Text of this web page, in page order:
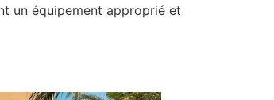
un équipement approprié et